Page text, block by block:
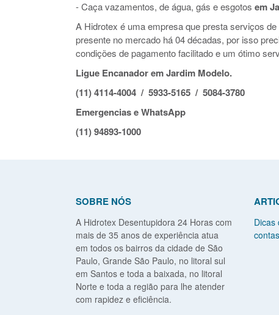
- Caça vazamentos, de água, gás e esgotos em
A Hidrotex é uma empresa que presta serviços
presente no mercado há 04 décadas, por isso
condições de pagamento facilitado e um ótimo
Ligue Encanador em Jardim Modelo.
(11) 4114-4004 / 5933-5165 / 5084-3780
Emergencias e WhatsApp
(11) 94893-1000
SOBRE NÓS
A Hidrotex Desentupidora 24 Horas com
mais de 35 anos de experiência atua
em todos os bairros da cidade de São
Paulo, Grande São Paulo, no litoral sul
em Santos e toda a baixada, no litoral
Norte e toda a região para lhe atender
com rapidez e eficiência.
Dicas